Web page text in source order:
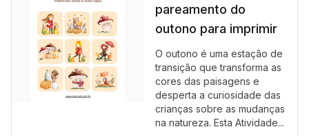
pareamento do
outono para imprimir
O outono é uma estação de
transição que transforma as
cores das paisagens e
desperta a curiosidade das
crianças sobre as mudanças
na natureza. Esta Atividade...